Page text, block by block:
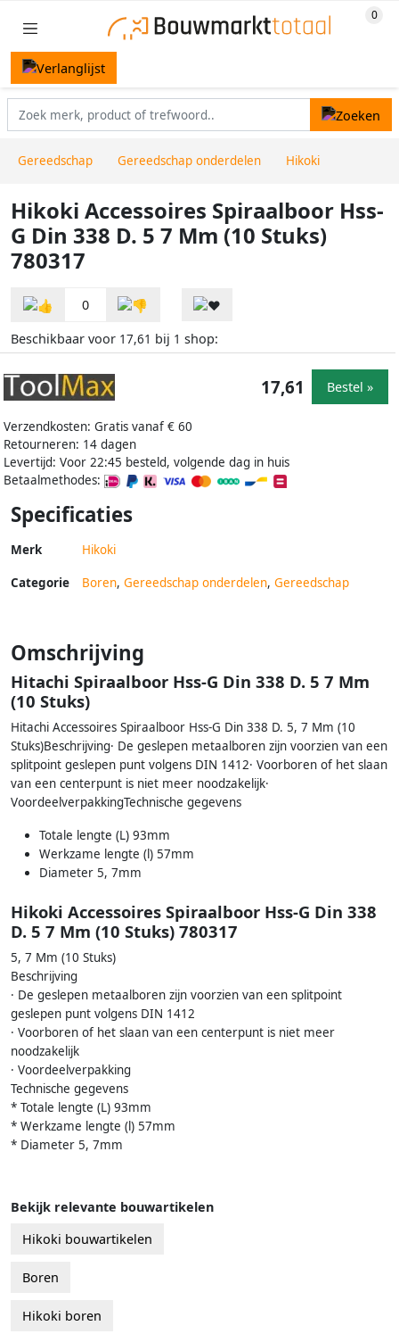
Gereedschap Gereedschap onderdelen Hikoki
Hikoki Accessoires Spiraalboor Hss-
G Din 338 D. 5 7 Mm (10 Stuks)
780317
0
Beschikbaar voor 17,61 bij 1 shop:
Verzendkosten: Gratis vanaf € 60
Retourneren: 14 dagen
Levertijd: Voor 22:45 besteld, volgende dag in huis
Betaalmethodes:
17,61 Bestel »
Specificaties
Merk Hikoki
Categorie Boren, Gereedschap onderdelen, Gereedschap
Omschrijving
Hitachi Spiraalboor Hss-G Din 338 D. 5 7 Mm
(10 Stuks)
Hitachi Accessoires Spiraalboor Hss-G Din 338 D. 5, 7 Mm (10
Stuks)Beschrijving· De geslepen metaalboren zijn voorzien van een
splitpoint geslepen punt volgens DIN 1412· Voorboren of het slaan
van een centerpunt is niet meer noodzakelijk·
VoordeelverpakkingTechnische gegevens
Totale lengte (L) 93mm
Werkzame lengte (l) 57mm
Diameter 5, 7mm
Hikoki Accessoires Spiraalboor Hss-G Din 338
D. 5 7 Mm (10 Stuks) 780317
5, 7 Mm (10 Stuks)
Beschrijving
· De geslepen metaalboren zijn voorzien van een splitpoint
geslepen punt volgens DIN 1412
· Voorboren of het slaan van een centerpunt is niet meer
noodzakelijk
· Voordeelverpakking
Technische gegevens
* Totale lengte (L) 93mm
* Werkzame lengte (l) 57mm
* Diameter 5, 7mm
Bekijk relevante bouwartikelen
Hikoki bouwartikelen
Boren
Hikoki boren